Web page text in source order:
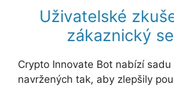
Uživatelské
zákaznický
Crypto Innovate Bot nabízí sadu
navržených tak, aby zlepšily